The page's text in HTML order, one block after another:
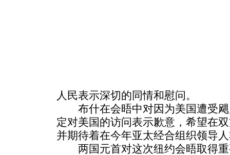
人民表示深切的同情和慰问。
布什在会晤中对因为美国遭受飓
定对美国的访问表示歉意，希望在
并期待着在今年亚太经合组织领导
两国元首对这次纽约会晤取得重